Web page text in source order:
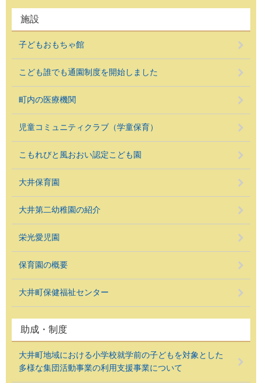
施設
子どもおもちゃ館
こども誰でも通園制度を開始しました
町内の医療機関
児童コミュニティクラブ（学童保育）
こもれびと風おおい認定こども園
大井保育園
大井第二幼稚園の紹介
栄光愛児園
保育園の概要
大井町保健福祉センター
助成・制度
大井町地域における小学校就学前の子どもを対象とした
多様な集団活動事業の利用支援事業について